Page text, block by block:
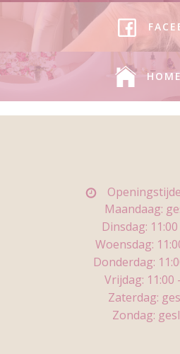
Maandaag:
Dinsdag: 11
Woensdag:
Donderdag:
Vrijdag: 11:00
Zaterdag:
Zondag: